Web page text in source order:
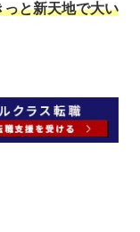
と新天地で大い